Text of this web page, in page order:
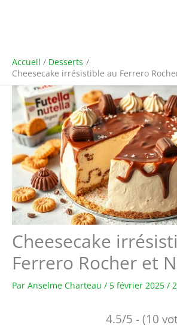
Accueil
Desserts
Cheesecake irrésistible au Ferrero
Cheesecake
Ferrero Rocher et
Par Anselme Charteau / 5 février 2025 /
4.5/5 - (10